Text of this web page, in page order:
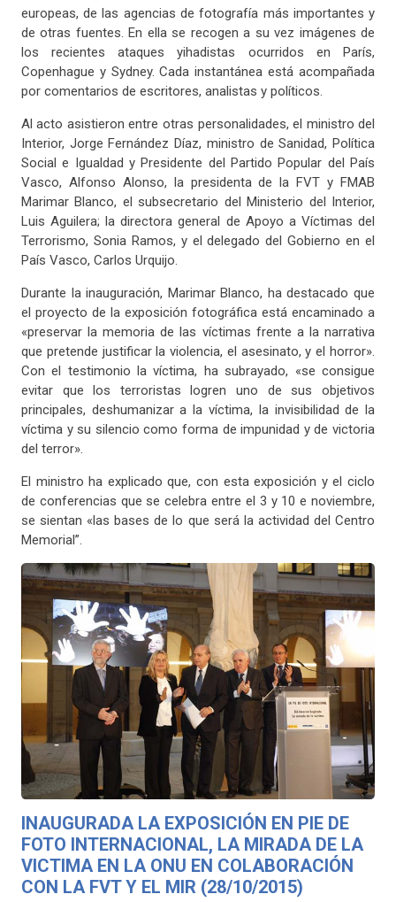
europeas, de las agencias de fotografía más importantes y
de otras fuentes. En ella se recogen a su vez imágenes de
los recientes ataques yihadistas ocurridos en París,
Copenhague y Sydney. Cada instantánea está acompañada
por comentarios de escritores, analistas y políticos.
Al acto asistieron entre otras personalidades, el ministro del
Interior, Jorge Fernández Díaz, ministro de Sanidad, Política
Social e Igualdad y Presidente del Partido Popular del País
Vasco, Alfonso Alonso, la presidenta de la FVT y FMAB
Marimar Blanco, el subsecretario del Ministerio del Interior,
Luis Aguilera; la directora general de Apoyo a Víctimas del
Terrorismo, Sonia Ramos, y el delegado del Gobierno en el
País Vasco, Carlos Urquijo.
Durante la inauguración, Marimar Blanco, ha destacado que
el proyecto de la exposición fotográfica está encaminado a
«preservar la memoria de las víctimas frente a la narrativa
que pretende justificar la violencia, el asesinato, y el horror».
Con el testimonio la víctima, ha subrayado, «se consigue
evitar que los terroristas logren uno de sus objetivos
principales, deshumanizar a la víctima, la invisibilidad de la
víctima y su silencio como forma de impunidad y de victoria
del terror».
El ministro ha explicado que, con esta exposición y el ciclo
de conferencias que se celebra entre el 3 y 10 e noviembre,
se sientan «las bases de lo que será la actividad del Centro
Memorial”.
INAUGURADA LA EXPOSICIÓN EN PIE DE
FOTO INTERNACIONAL, LA MIRADA DE LA
VICTIMA EN LA ONU EN COLABORACIÓN
CON LA FVT Y EL MIR (28/10/2015)